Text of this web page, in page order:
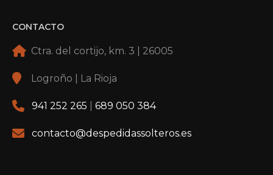
CONTACTO
Ctra. del cortijo, km. 3 | 26005
Logroño | La Rioja
941 252 265 689 050 384
contacto@despedidassolteros.es